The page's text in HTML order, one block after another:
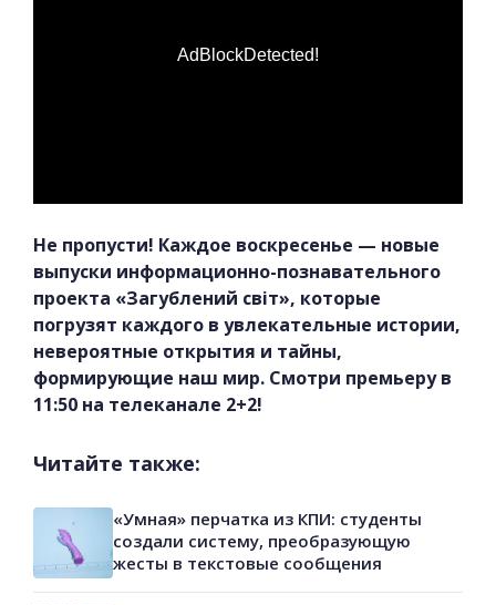
AdBlockDetected!
Не пропусти! Каждое воскресенье — новые
выпуски информационно-познавательного
проекта «Загублений світ», которые
погрузят каждого в увлекательные истории,
невероятные открытия и тайны,
формирующие наш мир. Смотри премьеру в
11:50 на телеканале 2+2!
Читайте также:
«Умная» перчатка из КПИ: студенты
создали систему, преобразующую
жесты в текстовые сообщения